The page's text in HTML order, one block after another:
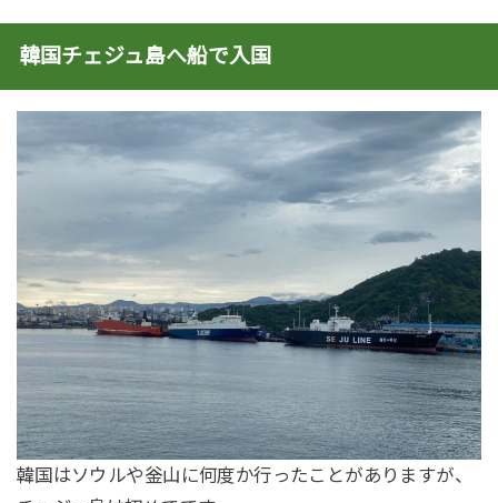
韓国チェジュ島へ船で入国
韓国はソウルや釡山に何度か行ったことがありますが、